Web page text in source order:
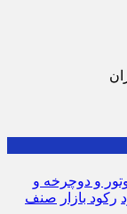
و دوچرخه و
رکود بازار صنف